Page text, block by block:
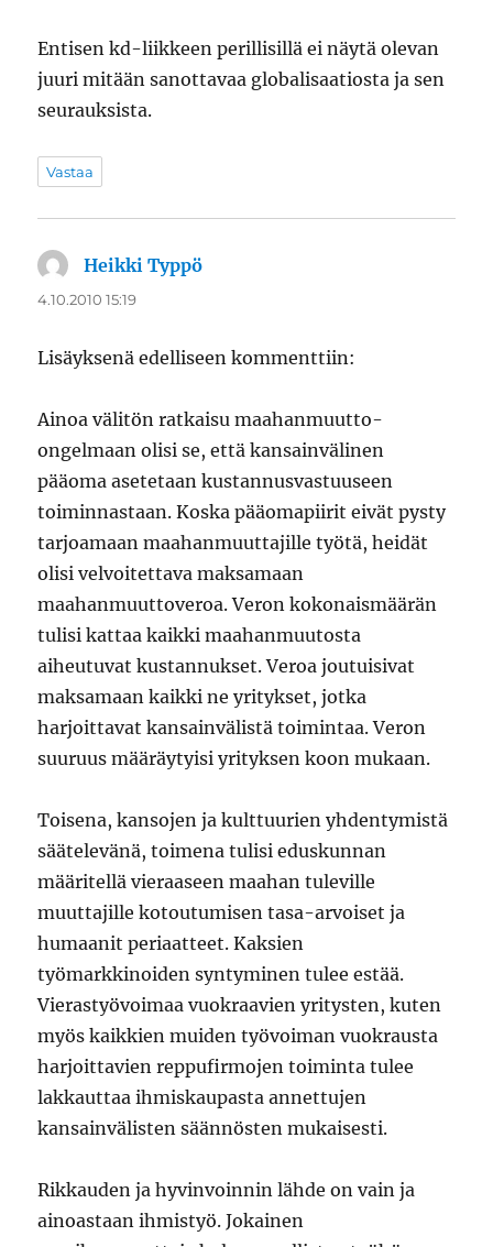
Entisen kd-liikkeen perillisillä ei näytä olevan
juuri mitään sanottavaa globalisaatiosta ja sen
seurauksista.
Vastaa
Heikki Typpö
4.10.2010 15:19
Lisäyksenä edelliseen kommenttiin:
Ainoa välitön ratkaisu maahanmuutto-
ongelmaan olisi se, että kansainvälinen
pääoma asetetaan kustannusvastuuseen
toiminnastaan. Koska pääomapiirit eivät pysty
tarjoamaan maahanmuuttajille työtä, heidät
olisi velvoitettava maksamaan
maahanmuuttoveroa. Veron kokonaismäärän
tulisi kattaa kaikki maahanmuutosta
aiheutuvat kustannukset. Veroa joutuisivat
maksamaan kaikki ne yritykset, jotka
harjoittavat kansainvälistä toimintaa. Veron
suuruus määräytyisi yrityksen koon mukaan.
Toisena, kansojen ja kulttuurien yhdentymistä
säätelevänä, toimena tulisi eduskunnan
määritellä vieraaseen maahan tuleville
muuttajille kotoutumisen tasa-arvoiset ja
humaanit periaatteet. Kaksien
työmarkkinoiden syntyminen tulee estää.
Vierastyövoimaa vuokraavien yritysten, kuten
myös kaikkien muiden työvoiman vuokrausta
harjoittavien reppufirmojen toiminta tulee
lakkauttaa ihmiskaupasta annettujen
kansainvälisten säännösten mukaisesti.
Rikkauden ja hyvinvoinnin lähde on vain ja
ainoastaan ihmistyö. Jokainen